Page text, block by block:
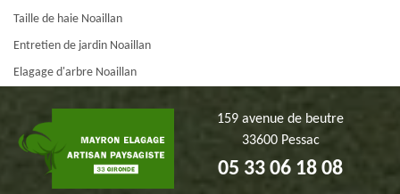
Taille de haie Noaillan
Entretien de jardin Noaillan
Elagage d'arbre Noaillan
159 avenue de beutre
33600 Pessac
05 33 06 18 08